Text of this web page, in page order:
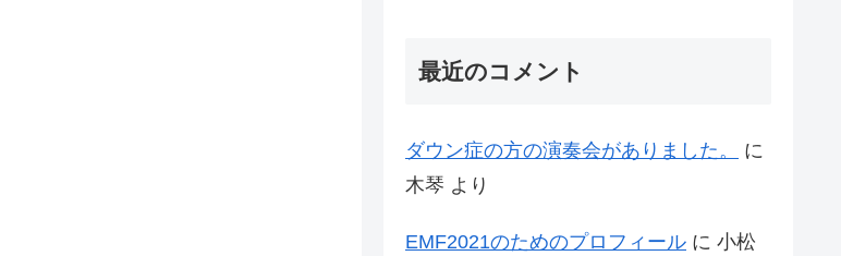
最近のコメント
ダウン症の方の演奏会がありました。
に
木琴 より
EMF2021のためのプロフィール に 小松